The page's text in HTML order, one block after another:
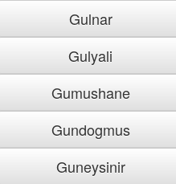
Gulnar
Gulyali
Gumushane
Gundogmus
Guneysinir